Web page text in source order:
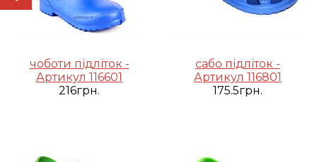
чоботи підліток -
Артикул 116601
216грн.
сабо підліток -
Артикул 116801
175.5грн.